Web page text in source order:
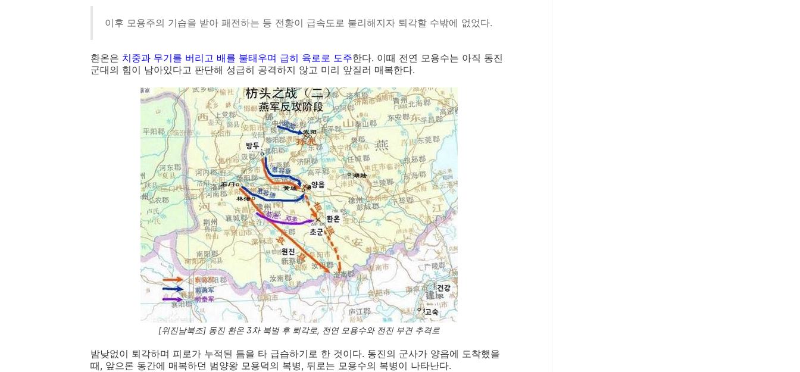
이후 모용주의 기습을 받아 패전하는 등 전황이 급속도로 불리해지자 퇴각할 수밖에 없었다.
환온은 치중과 무기를 버리고 배를 불태우며 급히 육로로 도주한다. 이때 전연 모용수는 아직 동진
군대의 힘이 남아있다고 판단해 성급히 공격하지 않고 미리 앞질러 매복한다.
[위진남북조] 동진 환온 3차 북벌 후 퇴각로, 전연 모용수와 전진 부견 추격로
밤낮없이 퇴각하며 피로가 누적된 틈을 타 급습하기로 한 것이다. 동진의 군사가 양읍에 도착했을
때, 앞으론 동간에 매복하던 범양왕 모용덕의 복병, 뒤로는 모용수의 복병이 나타난다.